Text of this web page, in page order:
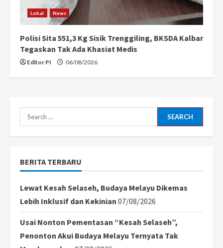
Lokal News
Polisi Sita 551,3 Kg Sisik Trenggiling, BKSDA Kalbar
Tegaskan Tak Ada Khasiat Medis
Editor PI 06/08/2026
Search
for:
BERITA TERBARU
Lewat Kesah Selaseh, Budaya Melayu Dikemas
Lebih Inklusif dan Kekinian 07/08/2026
Usai Nonton Pementasan “Kesah Selaseh”,
Penonton Akui Budaya Melayu Ternyata Tak